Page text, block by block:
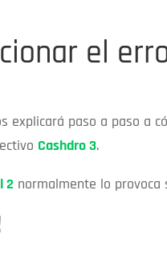
el
explicará paso a paso a
Cashdro 3.
2 normalmente lo provoca